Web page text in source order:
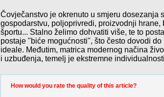
Čovječanstvo je okrenuto u smjeru dosezanja
gospodarstvu, poljoprivredi, proizvodnji
športu... Stalno želimo dohvatiti više, te to
postaje "biće mogućnosti", što često dovodi do
ideale. Međutim, matrica modernog načina
i uzbuđenja, temelj je ekstremne
How would you rate the quality of this article?